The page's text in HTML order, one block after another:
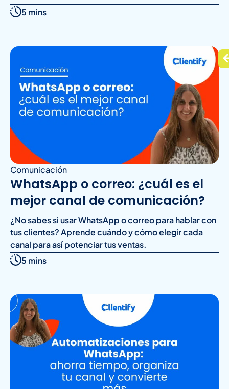
5 mins
Comunicación
WhatsApp o correo: ¿cuál es el
mejor canal de comunicación?
¿No sabes si usar WhatsApp o correo para hablar con
tus clientes? Aprende cuándo y cómo elegir cada
canal para así potenciar tus ventas.
5 mins